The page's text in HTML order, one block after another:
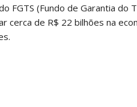
FGTS (Fundo de Garantia do
cerca de R$ 22 bilhões na